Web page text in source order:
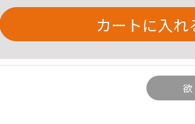
カートに入れ